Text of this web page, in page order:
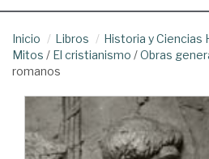
Inicio Libros Historia y Ciencias
Mitos / El cristianismo /Obras
romanos